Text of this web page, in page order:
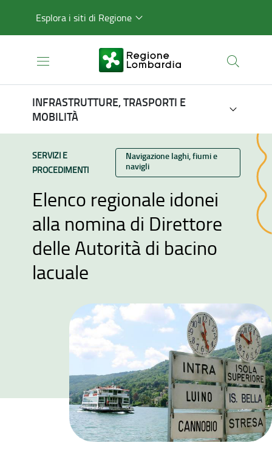
Esplora i siti di Regione
INFRASTRUTTURE, TRASPORTI E
MOBILITÀ
TIPO CONTENUTO:
SERVIZI E
PROCEDIMENTI
Categoria:
Navigazione laghi, fiumi e
navigli
Elenco regionale idonei
alla nomina di Direttore
delle Autorità di bacino
lacuale